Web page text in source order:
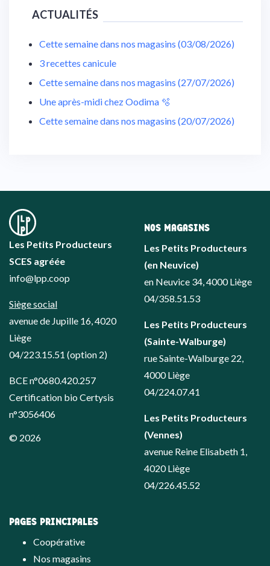
ACTUALITÉS
Cette semaine dans nos magasins (03/08/2026)
3 recettes canicule
Cette semaine dans nos magasins (27/07/2026)
Une après-midi chez Oodima 🫧
Cette semaine dans nos magasins (20/07/2026)
Les Petits Producteurs
SCES agréée
info@lpp.coop
Siège social
avenue de Jupille 16, 4020
Liège
04/223.15.51 (option 2)
BCE n°0680.420.257
Certification bio Certysis
n°3056406
© 2026
NOS MAGASINS
Les Petits Producteurs
(en Neuvice)
en Neuvice 34, 4000 Liège
04/358.51.53
Les Petits Producteurs
(Sainte-Walburge)
rue Sainte-Walburge 22,
4000 Liège
04/224.07.41
Les Petits Producteurs
(Vennes)
avenue Reine Elisabeth 1,
4020 Liège
04/226.45.52
PAGES PRINCIPALES
Coopérative
Nos magasins